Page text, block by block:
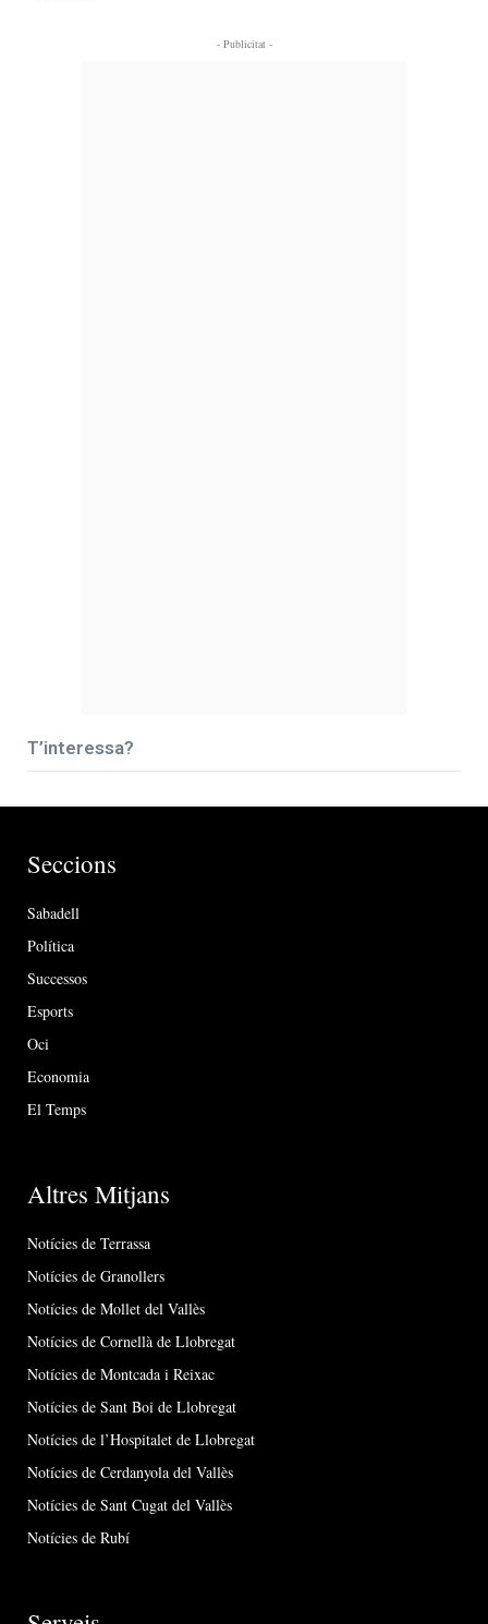
- Publicitat -
T’interessa?
Seccions
Sabadell
Política
Successos
Esports
Oci
Economia
El Temps
Altres Mitjans
Notícies de Terrassa
Notícies de Granollers
Notícies de Mollet del Vallès
Notícies de Cornellà de Llobregat
Notícies de Montcada i Reixac
Notícies de Sant Boi de Llobregat
Notícies de l’Hospitalet de Llobregat
Notícies de Cerdanyola del Vallès
Notícies de Sant Cugat del Vallès
Notícies de Rubí